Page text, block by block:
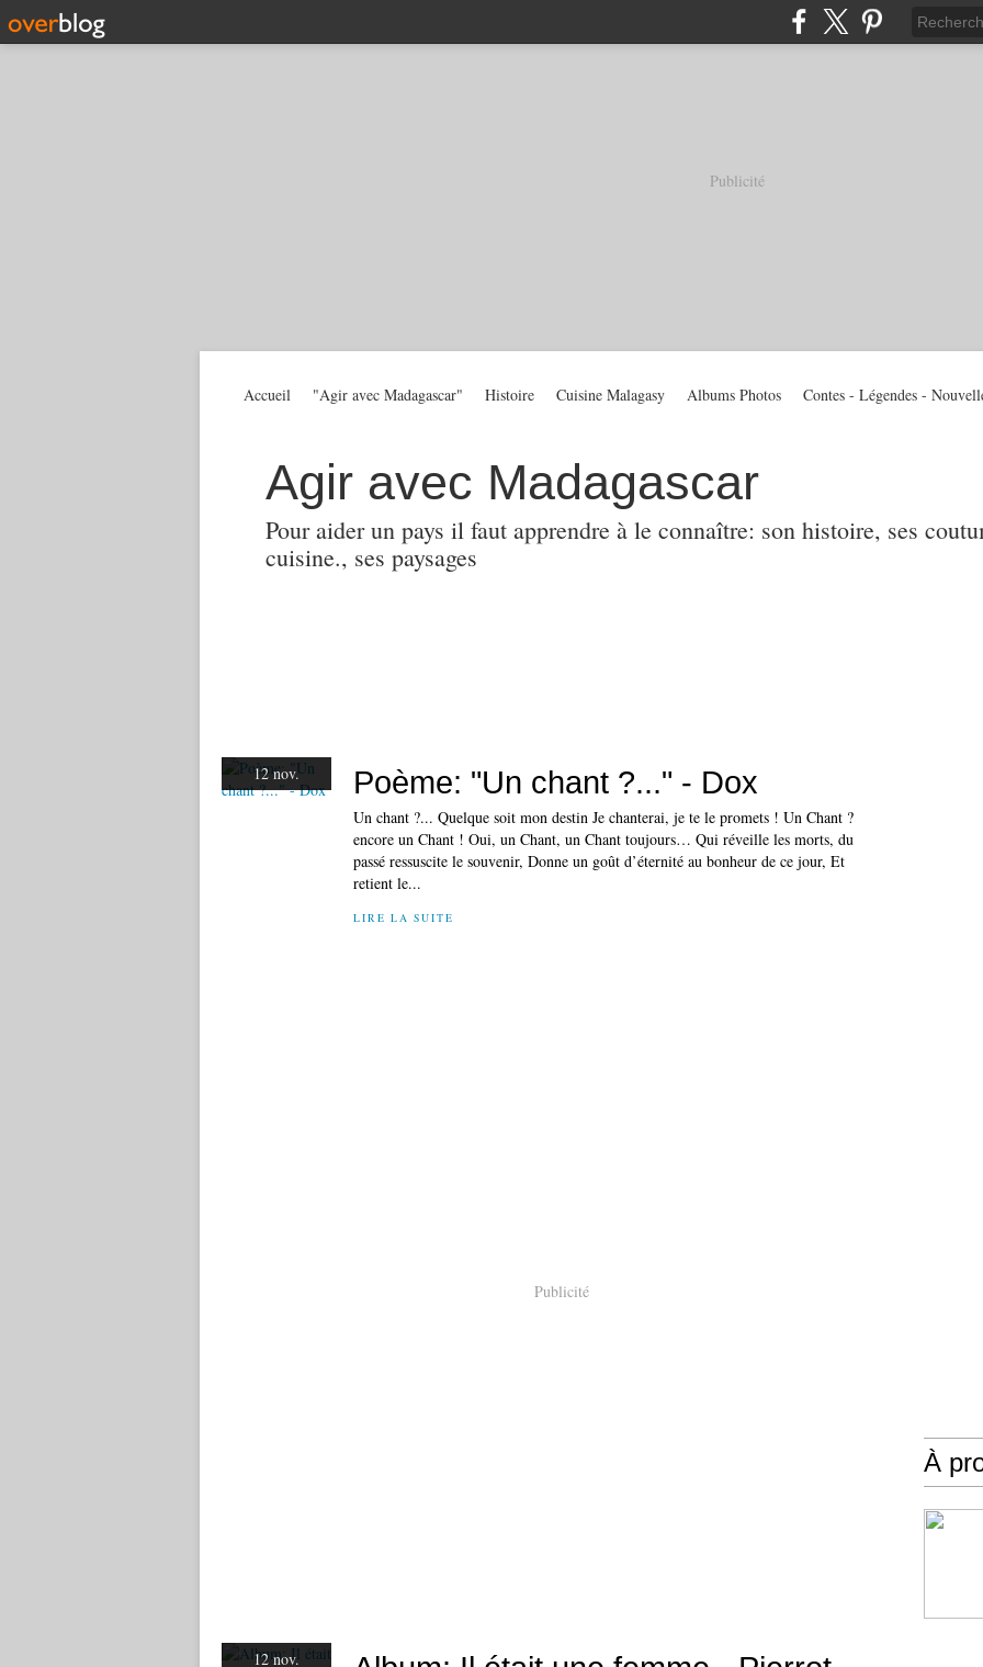
Publicité
Agir avec Madagascar
Pour aider un pays il faut apprendre à le connaître: son histoire, ses
cuisine., ses paysages
Accueil "Agir avec Madagascar" Histoire Cuisine Malagasy Albums Photos Contes - Légendes -
12 nov. Poème: "Un chant ?..." - Dox
Un chant ?... Quelque soit mon destin Je chanterai, je te le promets ! Un Chant ?
encore un Chant ! Oui, un Chant, un Chant toujours… Qui réveille les morts, du
passé ressuscite le souvenir, Donne un goût d’éternité au bonheur de ce jour, Et
retient le...
LIRE LA SUITE
Publicité
12 nov.
À